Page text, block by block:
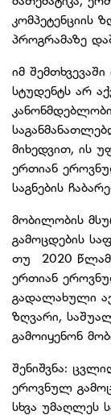
კომპეტენციის
პროგრამაზე
იმ
სტუდენტს არ
მიხედვით, ის
ერთიან
საგნების
მობილობის
გამოცდების
თუ 2020
ერთიან
გადალახული
ზღვარი,
გამოიყენონ
შენიშვნა:
ეროვნულ
სხვა უმაღლეს